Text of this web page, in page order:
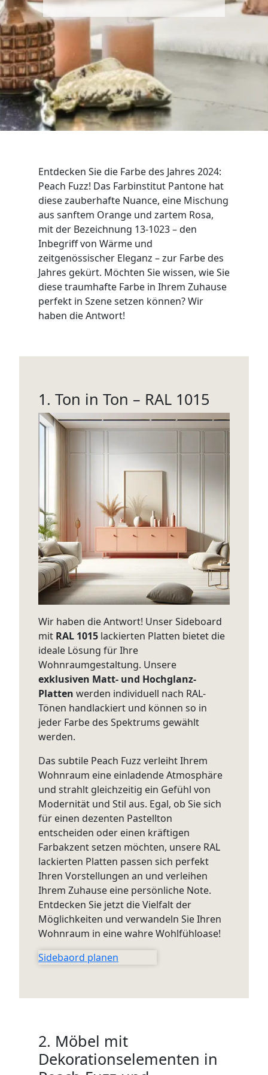
Entdecken Sie die Farbe des Jahres 2024:
Peach Fuzz! Das Farbinstitut Pantone hat
diese zauberhafte Nuance, eine Mischung
aus sanftem Orange und zartem Rosa,
mit der Bezeichnung 13-1023 – den
Inbegriff von Wärme und
zeitgenössischer Eleganz – zur Farbe des
Jahres gekürt.⁠ Möchten Sie wissen, wie Sie
diese traumhafte Farbe in Ihrem Zuhause
perfekt in Szene setzen können? Wir
haben die Antwort!
1. Ton in Ton – RAL 1015
Wir haben die Antwort! Unser Sideboard
mit RAL 1015 lackierten Platten bietet die
ideale Lösung für Ihre
Wohnraumgestaltung. Unsere
exklusiven Matt- und Hochglanz-
Platten werden individuell nach RAL-
Tönen handlackiert und können so in
jeder Farbe des Spektrums gewählt
werden.
Das subtile Peach Fuzz verleiht Ihrem
Wohnraum eine einladende Atmosphäre
und strahlt gleichzeitig ein Gefühl von
Modernität und Stil aus. Egal, ob Sie sich
für einen dezenten Pastellton
entscheiden oder einen kräftigen
Farbakzent setzen möchten, unsere RAL
lackierten Platten passen sich perfekt
Ihren Vorstellungen an und verleihen
Ihrem Zuhause eine persönliche Note.
Entdecken Sie jetzt die Vielfalt der
Möglichkeiten und verwandeln Sie Ihren
Wohnraum in eine wahre Wohlfühloase!
Sidebaord planen
2. Möbel mit
Dekorationselementen in
SIDEBOARDS
KOMMODEN
LOWBOARDS
TV-MÖBEL
FLURMÖBEL
ECKLÖSUNGEN
SCHIEBETÜREN & SCHIEBETÜRSCHRÄNKE
APOTHEKERSCHRANK
WANDBOARDS
EINZELTEILE